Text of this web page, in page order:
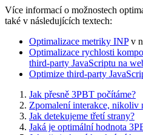
Více informací o možnostech
také v následujících textech:
Optimalizace metriky INPv
Optimalizace rychlosti
third-party JavaScriptu na
Optimize third-party
Jak přesně 3PBT počítáme?
Zpomalení interakce, nikoliv
Jak detekujeme třetí strany?
Jaká je optimální hodnota